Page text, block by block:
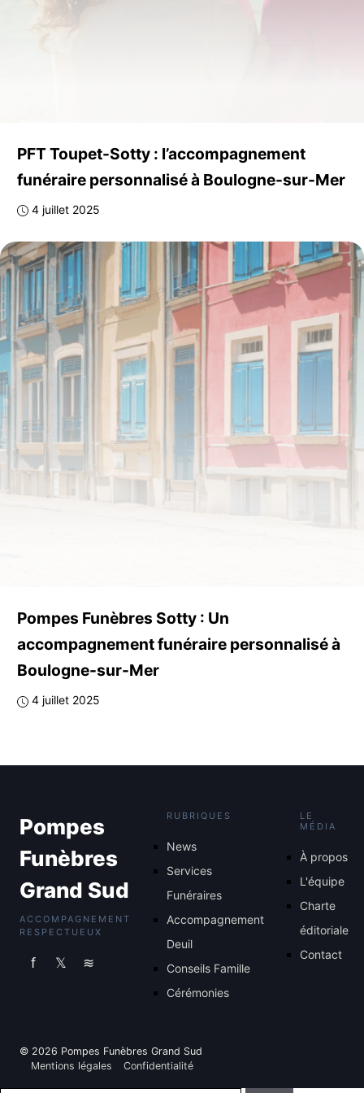
PFT Toupet-Sotty : l’accompagnement
funéraire personnalisé à Boulogne-sur-Mer
4 juillet 2025
Pompes Funèbres Sotty : Un
accompagnement funéraire personnalisé à
Boulogne-sur-Mer
4 juillet 2025
Pompes
Funèbres
Grand Sud
ACCOMPAGNEMENT
RESPECTUEUX
f 𝕏 ≋
RUBRIQUES
News
Services
Funéraires
Accompagnement
Deuil
Conseils Famille
Cérémonies
LE
MÉDIA
À propos
L'équipe
Charte
éditoriale
Contact
© 2026 Pompes Funèbres Grand Sud
Mentions légales
Confidentialité